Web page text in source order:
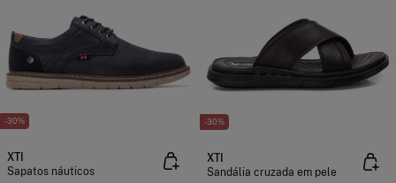
-30%
XTI
Sapatos náuticos
-30%
XTI
Sandália cruzada em pele